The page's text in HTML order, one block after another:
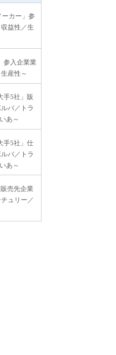
ーカー」参
益性／生
参入企業業
産性～
手5社」販
バ／トラ
あ～
手5社」仕
バ／トラ
あ～
売先企業
ュリー／